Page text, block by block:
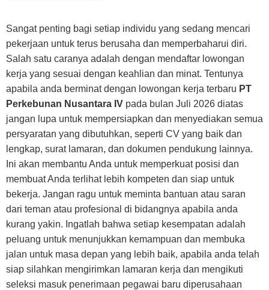
Sangat penting bagi setiap individu yang sedang mencari
pekerjaan untuk terus berusaha dan memperbaharui diri.
Salah satu caranya adalah dengan mendaftar lowongan
kerja yang sesuai dengan keahlian dan minat. Tentunya
apabila anda berminat dengan lowongan kerja terbaru PT
Perkebunan Nusantara IV pada bulan Juli 2026 diatas
jangan lupa untuk mempersiapkan dan menyediakan semua
persyaratan yang dibutuhkan, seperti CV yang baik dan
lengkap, surat lamaran, dan dokumen pendukung lainnya.
Ini akan membantu Anda untuk memperkuat posisi dan
membuat Anda terlihat lebih kompeten dan siap untuk
bekerja. Jangan ragu untuk meminta bantuan atau saran
dari teman atau profesional di bidangnya apabila anda
kurang yakin. Ingatlah bahwa setiap kesempatan adalah
peluang untuk menunjukkan kemampuan dan membuka
jalan untuk masa depan yang lebih baik, apabila anda telah
siap silahkan mengirimkan lamaran kerja dan mengikuti
seleksi masuk penerimaan pegawai baru diperusahaan